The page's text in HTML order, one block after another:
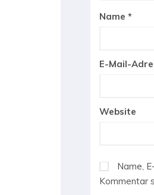
Name *
E-Mail-
Website
Name,
Kommentar